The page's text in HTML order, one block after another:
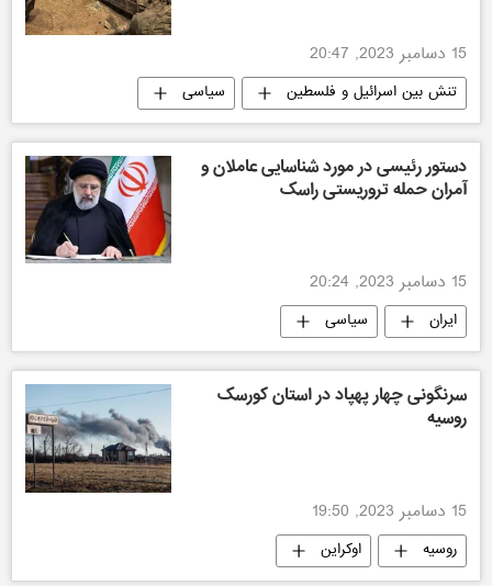
15 دسامبر 2023, 20:47
تنش بین اسرائیل و فلسطین سیاسی
دستور رئیسی در مورد شناسایی عاملان و
آمران حمله تروریستی راسک
15 دسامبر 2023, 20:24
ایران سیاسی
سرنگونی چهار پهپاد در استان کورسک
روسیه
15 دسامبر 2023, 19:50
روسیه اوکراین